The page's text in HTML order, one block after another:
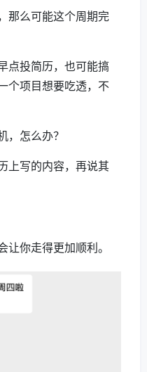
那么可能这个周期完
点投简历，也可能搞
个项目想要吃透，不
，怎么办？
上写的内容，再说其
让你走得更加顺利。